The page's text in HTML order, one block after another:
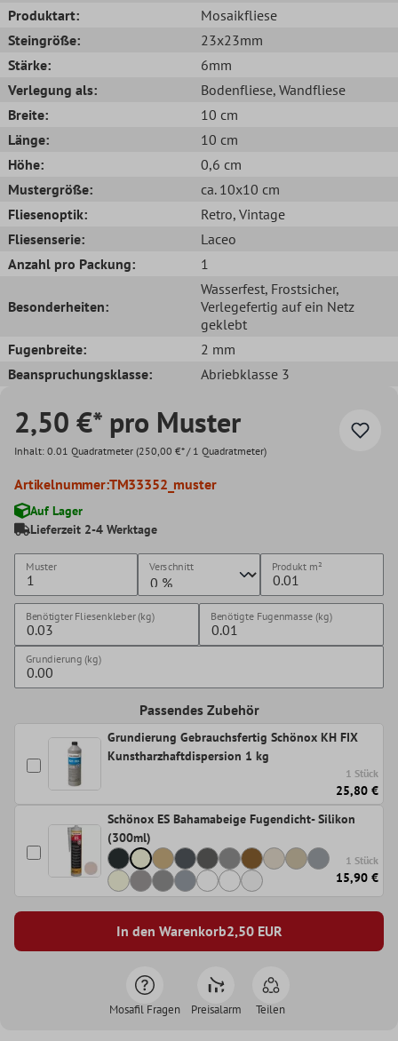
Produktart:
Mosaikfliese
Steingröße:
23x23mm
Stärke:
6mm
Verlegung als:
Bodenfliese, Wandfliese
Breite:
10 cm
Länge:
10 cm
Höhe:
0,6 cm
Mustergröße:
ca. 10x10 cm
Fliesenoptik:
Retro, Vintage
Fliesenserie:
Laceo
Anzahl pro Packung:
1
Besonderheiten:
Wasserfest, Frostsicher,
Verlegefertig auf ein Netz
geklebt
Fugenbreite:
2 mm
Beanspruchungsklasse:
Abriebklasse 3
2,50 €* pro Muster
Inhalt: 0.01 Quadratmeter (250,00 €* / 1 Quadratmeter)
Artikelnummer:TM33352_muster
Auf Lager
Lieferzeit 2-4 Werktage
Muster Verschnitt Produkt m²
Benötigter Fliesenkleber (kg) Benötigte Fugenmasse (kg)
Grundierung (kg)
Passendes Zubehör
Grundierung Gebrauchsfertig Schönox KH FIX
Kunstharzhaftdispersion 1 kg
1 Stück
25,80 €
Schönox ES Bahamabeige Fugendicht- Silikon
(300ml)
1 Stück
15,90 €
In den Warenkorb2,50EUR
Mosafil Fragen Preisalarm Teilen